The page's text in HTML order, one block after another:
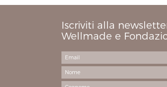
Iscriviti alla
Wellmade e